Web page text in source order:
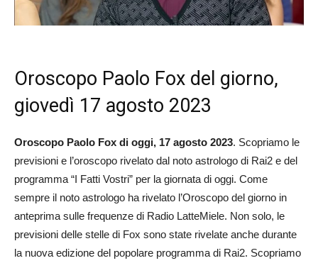
Oroscopo Paolo Fox del giorno,
giovedì 17 agosto 2023
Oroscopo Paolo Fox di oggi, 17 agosto 2023. Scopriamo le
previsioni e l’oroscopo rivelato dal noto astrologo di Rai2 e del
programma “I Fatti Vostri” per la giornata di oggi. Come
sempre il noto astrologo ha rivelato l’Oroscopo del giorno in
anteprima sulle frequenze di Radio LatteMiele. Non solo, le
previsioni delle stelle di Fox sono state rivelate anche durante
la nuova edizione del popolare programma di Rai2. Scopriamo